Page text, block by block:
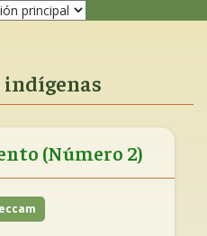
indígenas
(Número 2)